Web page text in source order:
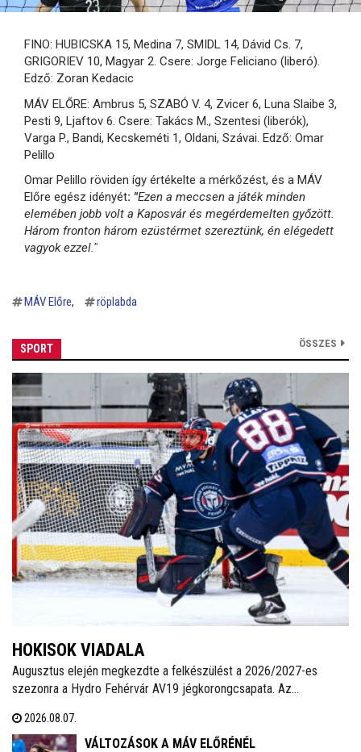
FINO: HUBICSKA 15, Medina 7, SMIDL 14, Dávid Cs. 7,
GRIGORIEV 10, Magyar 2. Csere: Jorge Feliciano (liberó).
Edző: Zoran Kedacic
MÁV ELŐRE: Ambrus 5, SZABÓ V. 4, Zvicer 6, Luna Slaibe 3,
Pesti 9, Ljaftov 6. Csere: Takács M., Szentesi (liberók),
Varga P., Bandi, Kecskeméti 1, Oldani, Szávai. Edző: Omar
Pelillo
Omar Pelillo röviden így értékelte a mérkőzést, és a MÁV
Előre egész idényét: "Ezen a meccsen a játék minden
elemében jobb volt a Kaposvár és megérdemelten győzött.
Három fronton három ezüstérmet szereztünk, én elégedett
vagyok ezzel."
MÁV Előre röplabda
SPORT ÖSSZES
HOKISOK VIADALA
Augusztus elején megkezdte a felkészülést a 2026/2027-es
szezonra a Hydro Fehérvár AV19 jégkorongcsapata. Az
teljesítményt nyújtó játékos csatlakozhat a Volán ICEHL-
keretéhez.
2026.08.07.
VÁLTOZÁSOK A MÁV ELŐRÉNÉL